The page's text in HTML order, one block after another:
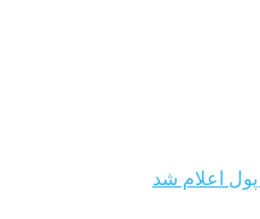
اعلام شد